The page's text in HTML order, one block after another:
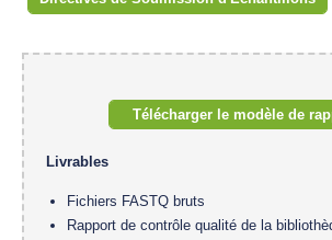
Télécharger le modèle de
Livrables
Fichiers FASTQ bruts
Rapport de contrôle qualité de la